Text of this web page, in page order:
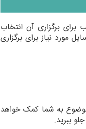
برگزاری آن انتخاب
مورد نیاز برای برگزاری
به شما کمک خواهد
ببرید.